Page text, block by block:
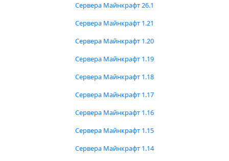
Сервера Майнкрафт 26.1
Сервера Майнкрафт 1.21
Сервера Майнкрафт 1.20
Сервера Майнкрафт 1.19
Сервера Майнкрафт 1.18
Сервера Майнкрафт 1.17
Сервера Майнкрафт 1.16
Сервера Майнкрафт 1.15
Сервера Майнкрафт 1.14